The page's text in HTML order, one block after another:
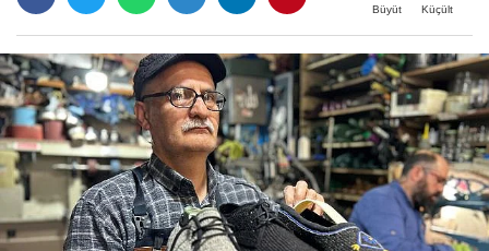
Büyüt Küçült